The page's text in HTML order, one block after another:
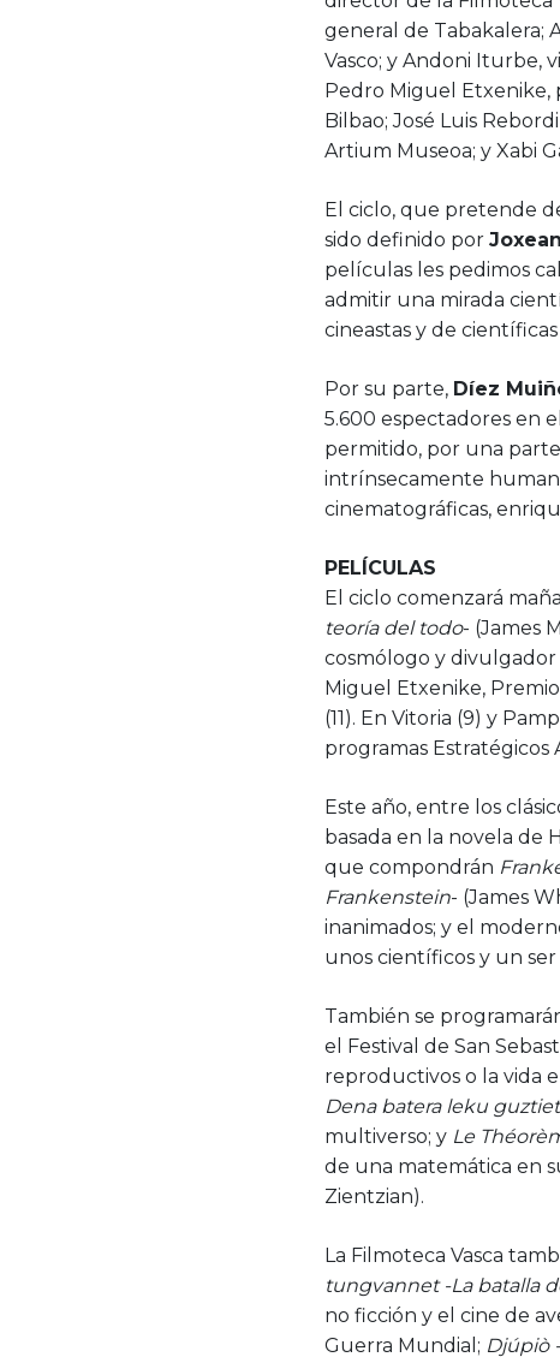
general de Tabakalera;
Vasco; y Andoni Iturbe,
Pedro Miguel Etxenike,
Bilbao; José Luis
Artium Museoa; y Xabi
El ciclo, que pretende
sido definido por
películas les pedimos
admitir una mirada
cineastas y de
Por su parte, Díez
5.600 espectadores en
permitido, por una
intrínsecamente
cinematográficas,
PELÍCULAS
El ciclo comenzará
teoría del todo- (James
cosmólogo y
Miguel Etxenike,
(11). En Vitoria (9) y
programas Estratégicos
Este año, entre los
basada en la novela de
que compondrán
Frankenstein- (James
inanimados; y el
unos científicos y un
También se
el Festival de San
reproductivos o la vida
Dena batera leku
multiverso; y Le
de una matemática en
Zientzian).
La Filmoteca Vasca
tungvannet -La batalla
no ficción y el cine de
Guerra Mundial; Djúpiò